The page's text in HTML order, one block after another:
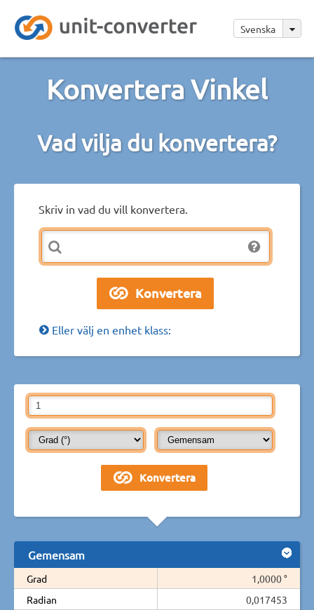
Svenska
Konvertera Vinkel
Vad vilja du konvertera?
Skriv in vad du vill konvertera.
Eller välj en enhet klass:
Gemensam
Grad
1,0000 °
Radian
0,017453